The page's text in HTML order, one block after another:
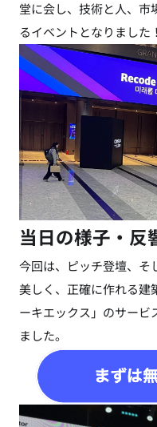
堂に会し、技術と人、市
るイベントとなりました！
当日の様子・反
今回は、ピッチ登壇、そ
美しく、正確に作れる建
ーキエックス」のサービ
ました。